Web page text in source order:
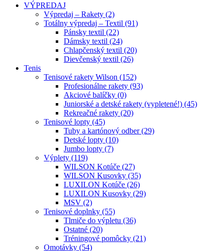
VÝPREDAJ
Výpredaj – Rakety (2)
Totálny výpredaj – Textil (91)
Pánsky textil (22)
Dámsky textil (24)
Chlapčenský textil (20)
Dievčenský textil (26)
Tenis
Tenisové rakety Wilson (152)
Profesionálne rakety (93)
Akciové balíčky (0)
Juniorské a detské rakety (vypletené!) (45)
Rekreačné rakety (20)
Tenisové lopty (45)
Tuby a kartónový odber (29)
Detské lopty (10)
Jumbo lopty (7)
Výplety (119)
WILSON Kotúče (27)
WILSON Kusovky (35)
LUXILON Kotúče (26)
LUXILON Kusovky (29)
MSV (2)
Tenisové doplnky (55)
Tlmiče do výpletu (36)
Ostatné (20)
Tréningové pomôcky (21)
Omotávky (54)